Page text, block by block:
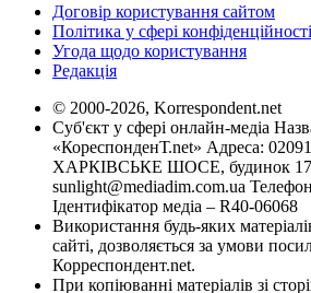
Договір користування сайтом
Політика у сфері
Угода щодо користування
Редакція
© 2000-2026, Korrespondent.net
Суб'єкт у сфері онлайн-медіа
«КореспонденТ.net» Адреса:
ХАРКІВСЬКЕ ШОСЕ, будинок
sunlight@mediadim.com.ua
Ідентифікатор медіа – R40-06068
Використання будь-яких
сайті, дозволяється за умови
Корреспондент.net.
При копіюванні матеріалів зі